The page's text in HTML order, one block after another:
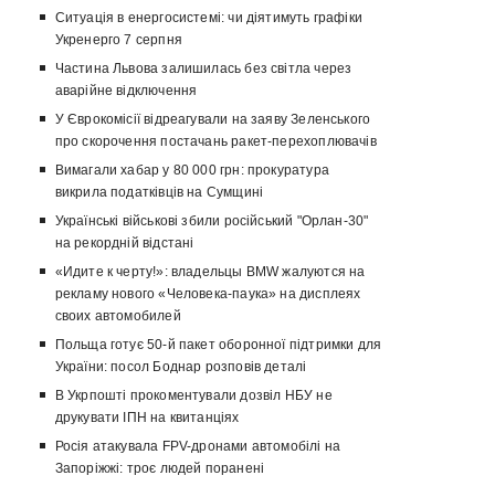
Ситуація в енергосистемі: чи діятимуть графіки
Укренерго 7 серпня
Частина Львова залишилась без світла через
аварійне відключення
У Єврокомісії відреагували на заяву Зеленського
про скорочення постачань ракет-перехоплювачів
Вимагали хабар у 80 000 грн: прокуратура
викрила податківців на Сумщині
Українські військові збили російський "Орлан-30"
на рекордній відстані
«Идите к черту!»: владельцы BMW жалуются на
рекламу нового «Человека-паука» на дисплеях
своих автомобилей
Польща готує 50-й пакет оборонної підтримки для
України: посол Боднар розповів деталі
В Укрпошті прокоментували дозвіл НБУ не
друкувати ІПН на квитанціях
Росія атакувала FPV-дронами автомобілі на
Запоріжжі: троє людей поранені